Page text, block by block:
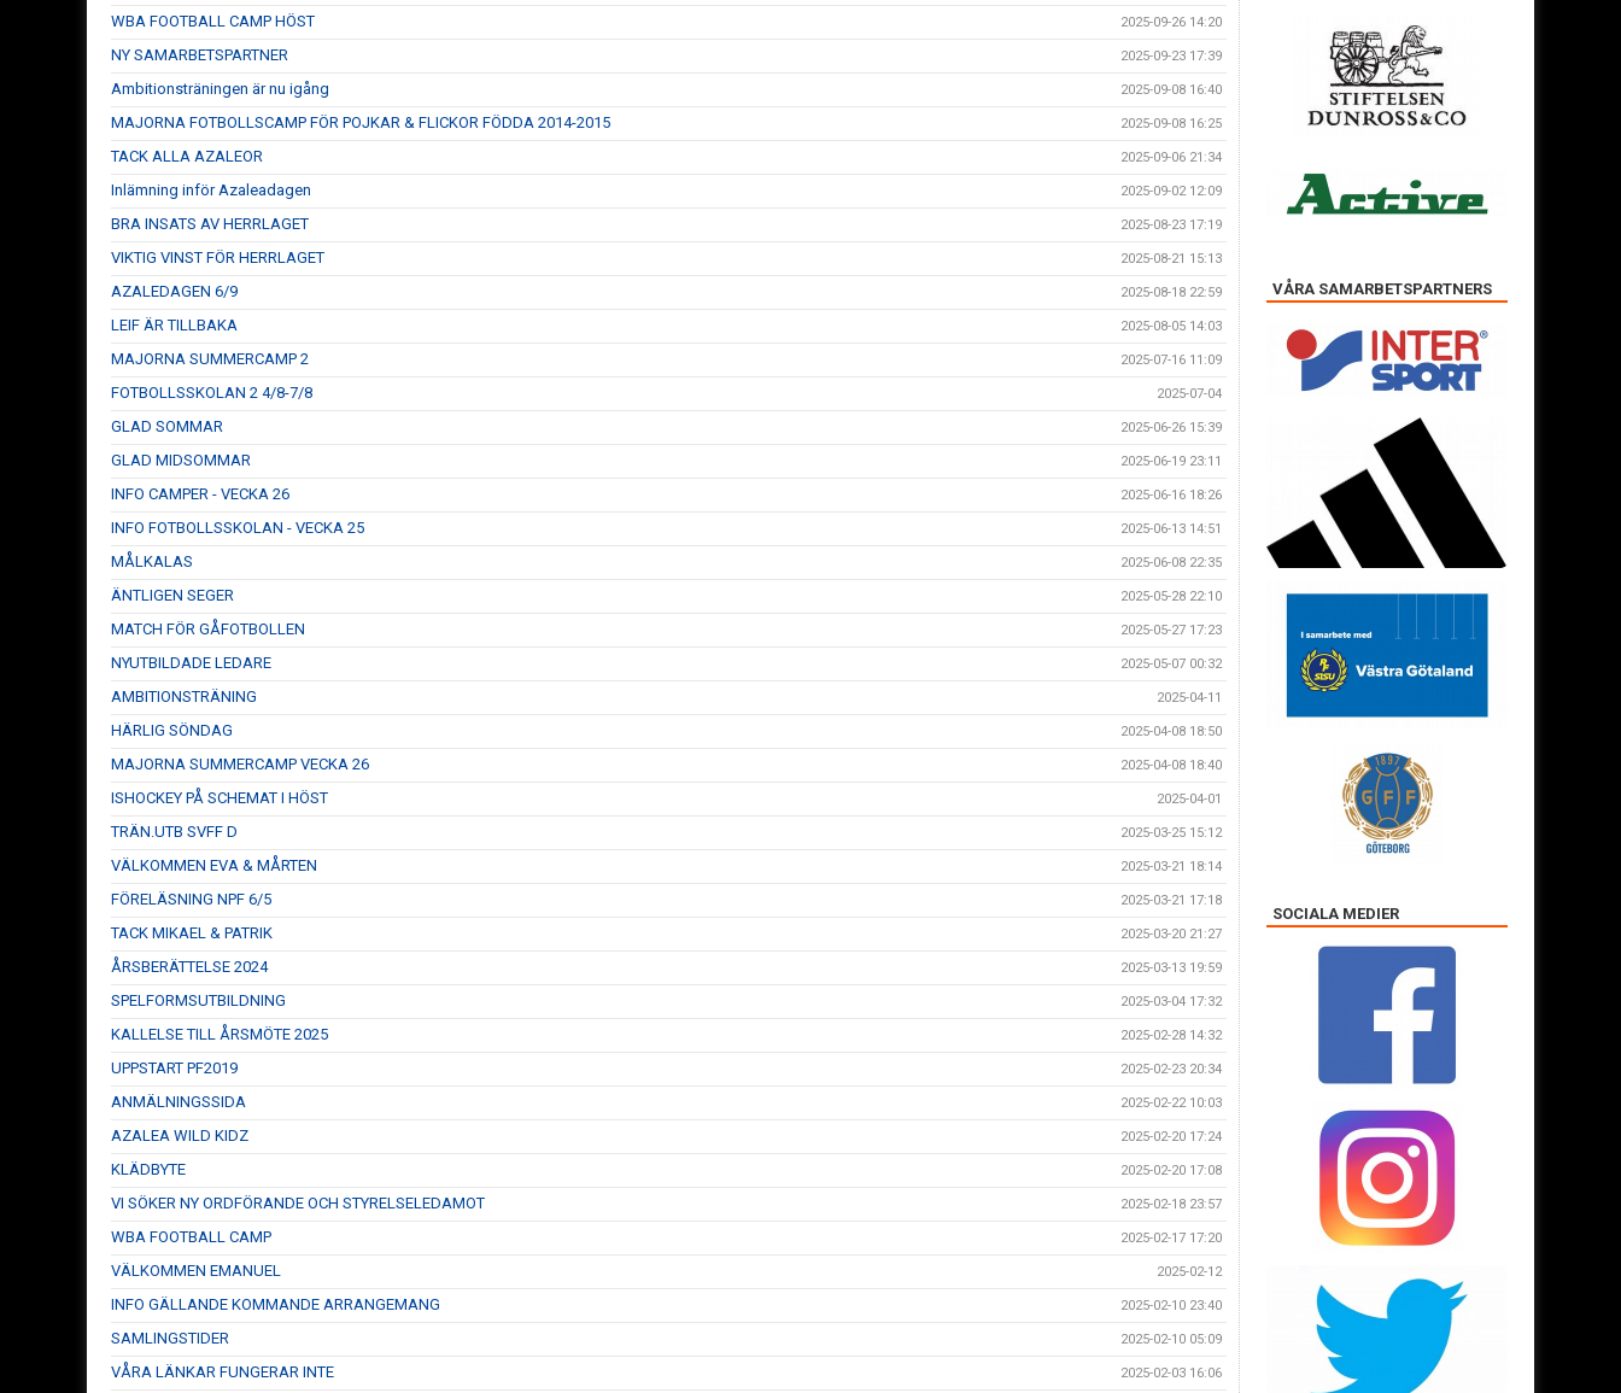
WBA FOOTBALL CAMP HÖST 2025-09-26 14:20
NY SAMARBETSPARTNER 2025-09-23 17:39
Ambitionsträningen är nu igång 2025-09-08 16:40
MAJORNA FOTBOLLSCAMP FÖR POJKAR & FLICKOR FÖDDA 2014-2015 2025-09-08 16:25
TACK ALLA AZALEOR 2025-09-06 21:34
Inlämning inför Azaleadagen 2025-09-02 12:09
BRA INSATS AV HERRLAGET 2025-08-23 17:19
VIKTIG VINST FÖR HERRLAGET 2025-08-21 15:13
AZALEDAGEN 6/9 2025-08-18 22:59
LEIF ÄR TILLBAKA 2025-08-05 14:03
MAJORNA SUMMERCAMP 2 2025-07-16 11:09
FOTBOLLSSKOLAN 2 4/8-7/8 2025-07-04
GLAD SOMMAR 2025-06-26 15:39
GLAD MIDSOMMAR 2025-06-19 23:11
INFO CAMPER - VECKA 26 2025-06-16 18:26
INFO FOTBOLLSSKOLAN - VECKA 25 2025-06-13 14:51
MÅLKALAS 2025-06-08 22:35
ÄNTLIGEN SEGER 2025-05-28 22:10
MATCH FÖR GÅFOTBOLLEN 2025-05-27 17:23
NYUTBILDADE LEDARE 2025-05-07 00:32
AMBITIONSTRÄNING 2025-04-11
HÄRLIG SÖNDAG 2025-04-08 18:50
MAJORNA SUMMERCAMP VECKA 26 2025-04-08 18:40
ISHOCKEY PÅ SCHEMAT I HÖST 2025-04-01
TRÄN.UTB SVFF D 2025-03-25 15:12
VÄLKOMMEN EVA & MÅRTEN 2025-03-21 18:14
FÖRELÄSNING NPF 6/5 2025-03-21 17:18
TACK MIKAEL & PATRIK 2025-03-20 21:27
ÅRSBERÄTTELSE 2024 2025-03-13 19:59
SPELFORMSUTBILDNING 2025-03-04 17:32
KALLELSE TILL ÅRSMÖTE 2025 2025-02-28 14:32
UPPSTART PF2019 2025-02-23 20:34
ANMÄLNINGSSIDA 2025-02-22 10:03
AZALEA WILD KIDZ 2025-02-20 17:24
KLÄDBYTE 2025-02-20 17:08
VI SÖKER NY ORDFÖRANDE OCH STYRELSELEDAMOT 2025-02-18 23:57
WBA FOOTBALL CAMP 2025-02-17 17:20
VÄLKOMMEN EMANUEL 2025-02-12
INFO GÄLLANDE KOMMANDE ARRANGEMANG 2025-02-10 23:40
SAMLINGSTIDER 2025-02-10 05:09
VÅRA LÄNKAR FUNGERAR INTE 2025-02-03 16:06
VÅRA SAMARBETSPARTNERS
SOCIALA MEDIER